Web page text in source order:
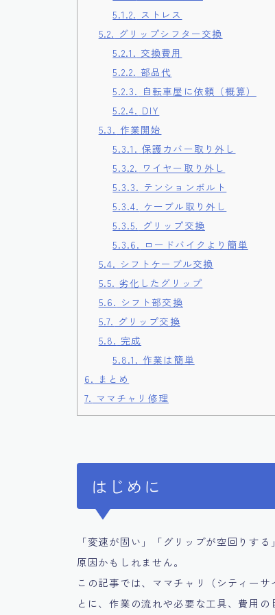
5.1.2. ストレス
5.2. グリップシフター交換
5.2.1. 交換費用
5.2.2. 部品代
5.2.3. 自転車屋に依頼（概算）
5.2.4. DIY
5.3. 作業開始
5.3.1. 保護カバー取り外し
5.3.2. ワイヤー取り外し
5.3.3. テンションボルト
5.3.4. ケーブル取り外し
5.3.5. グリップ交換
5.3.6. ロードバイクより簡単
5.4. シフトケーブル交換
5.5. 劣化したグリップ
5.6. シフト部交換
5.7. グリップ交換
5.8. 完成
5.8.1. 作業は簡単
6. まとめ
7. ママチャリ修理
はじめに
「変速が固い」「グリップが空回りする
原因かもしれません。
この記事では、ママチャリ（シティーサ
とに、作業の流れや必要な工具、費用の